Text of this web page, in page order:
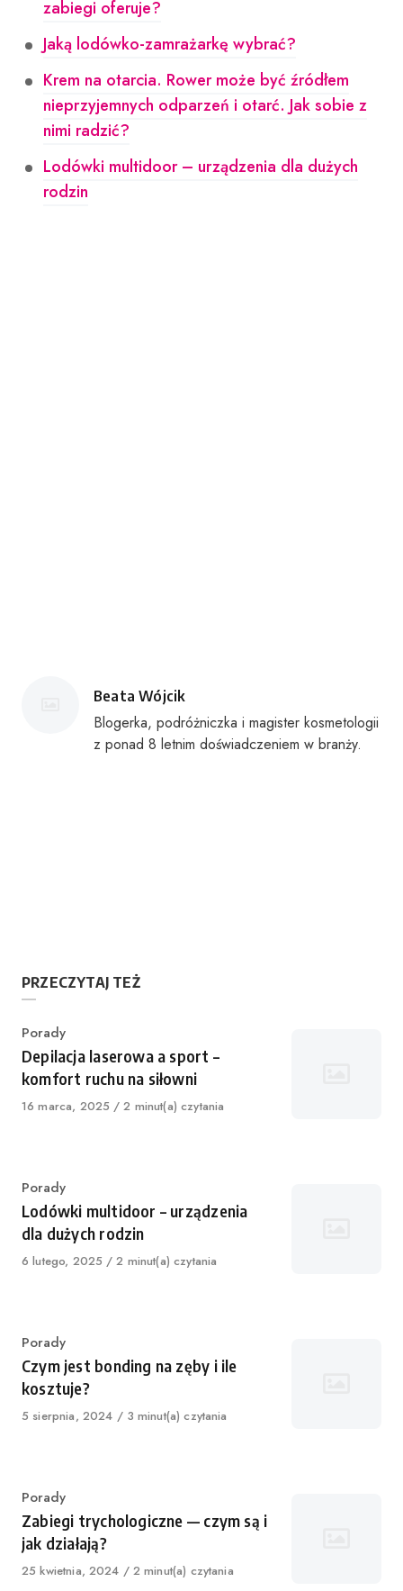
zabiegi oferuje?
Jaką lodówko-zamrażarkę wybrać?
Krem na otarcia. Rower może być źródłem
nieprzyjemnych odparzeń i otarć. Jak sobie z
nimi radzić?
Lodówki multidoor – urządzenia dla dużych
rodzin
Posted
by
Beata Wójcik
Blogerka, podróżniczka i magister kosmetologii
z ponad 8 letnim doświadczeniem w branży.
PRZECZYTAJ TEŻ
Category
Porady
Depilacja laserowa a sport –
komfort ruchu na siłowni
Published
16 marca, 2025 2 minut(a) czytania
Category
Porady
Lodówki multidoor – urządzenia
dla dużych rodzin
Published
6 lutego, 2025 2 minut(a) czytania
Category
Porady
Czym jest bonding na zęby i ile
kosztuje?
Published
5 sierpnia, 2024 3 minut(a) czytania
Category
Porady
Zabiegi trychologiczne — czym są i
jak działają?
Published
25 kwietnia, 2024 2 minut(a) czytania